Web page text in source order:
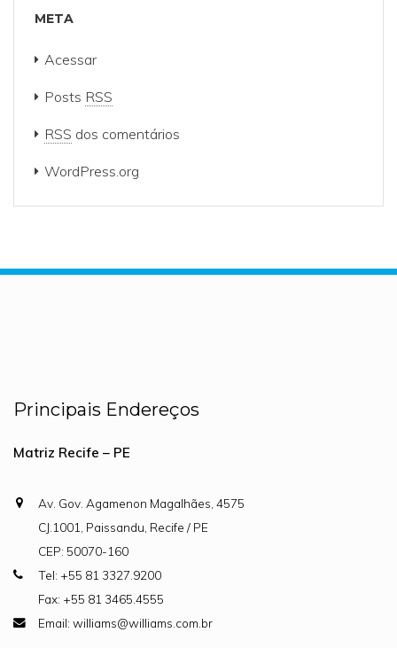
META
Acessar
Posts RSS
RSS dos comentários
WordPress.org
Principais Endereços
Matriz Recife – PE
Av. Gov. Agamenon Magalhães, 4575
CJ.1001, Paissandu, Recife / PE
CEP: 50070-160
Tel: +55 81 3327.9200
Fax: +55 81 3465.4555
Email: williams@williams.com.br